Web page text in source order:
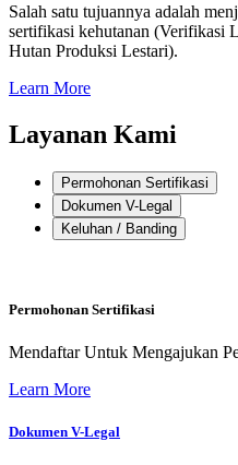
Salah satu tujuannya adalah
sertifikasi kehutanan (Verifikasi
Hutan Produksi Lestari).
Learn More
Layanan Kami
Permohonan Sertifikasi
Dokumen V-Legal
Keluhan / Banding
Permohonan Sertifikasi
Mendaftar Untuk Mengajukan
Learn More
Dokumen V-Legal